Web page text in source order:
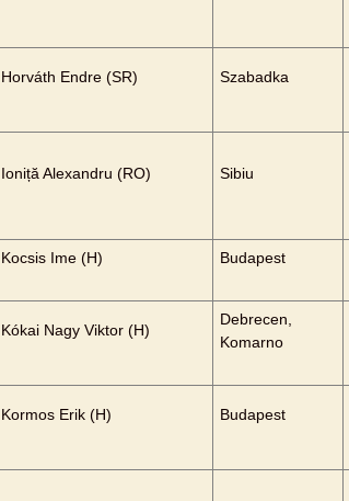
Horváth Endre (SR) Szabadka
Ioniță Alexandru (RO) Sibiu
Kocsis Ime (H) Budapest
Kókai Nagy Viktor (H)
Debrecen,
Komarno
Kormos Erik (H) Budapest